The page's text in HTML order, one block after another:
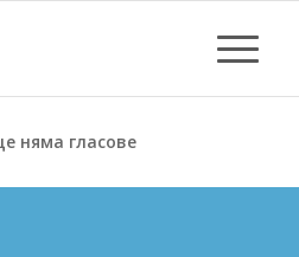
няма гласове